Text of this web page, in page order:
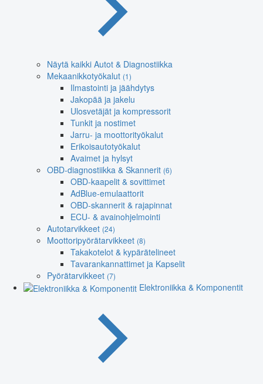
Näytä kaikki Autot & Diagnostiikka
Mekaanikkotyökalut (1)
Ilmastointi ja jäähdytys
Jakopää ja jakelu
Ulosvetäjät ja kompressorit
Tunkit ja nostimet
Jarru- ja moottorityökalut
Erikoisautotyökalut
Avaimet ja hylsyt
OBD-diagnostiikka & Skannerit (6)
OBD-kaapelit & sovittimet
AdBlue-emulaattorit
OBD-skannerit & rajapinnat
ECU- & avainohjelmointi
Autotarvikkeet (24)
Moottoripyörätarvikkeet (8)
Takakotelot & kypärätelineet
Tavarankannattimet ja Kapselit
Pyörätarvikkeet (7)
Elektroniikka & Komponentit